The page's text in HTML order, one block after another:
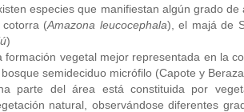
especies que manifiestan algún grado
cotorra (Amazona leucocephala), el majá de
)
formación vegetal mejor representada en la
semideciduo micrófilo (Capote y
parte del área está constituida por
natural, observándose diferentes